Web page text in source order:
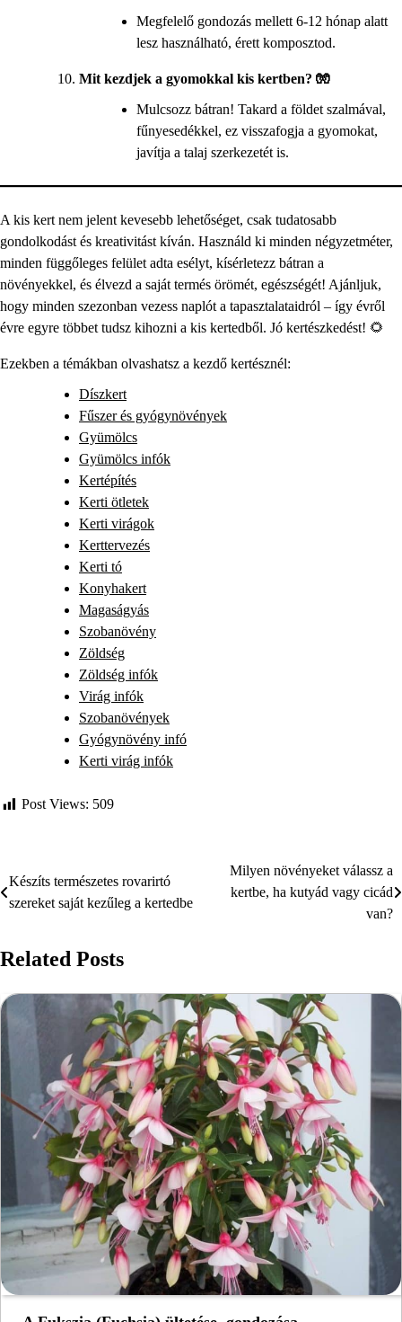
Megfelelő gondozás mellett 6-12 hónap alatt
lesz használható, érett komposztod.
Mit kezdjek a gyomokkal kis kertben? 🧤
Mulcsozz bátran! Takard a földet szalmával,
fűnyesedékkel, ez visszafogja a gyomokat,
javítja a talaj szerkezetét is.
A kis kert nem jelent kevesebb lehetőséget, csak tudatosabb
gondolkodást és kreativitást kíván. Használd ki minden négyzetméter,
minden függőleges felület adta esélyt, kísérletezz bátran a
növényekkel, és élvezd a saját termés örömét, egészségét! Ajánljuk,
hogy minden szezonban vezess naplót a tapasztalataidról – így évről
évre egyre többet tudsz kihozni a kis kertedből. Jó kertészkedést! 🌻
Ezekben a témákban olvashatsz a kezdő kertésznél:
Díszkert
Fűszer és gyógynövények
Gyümölcs
Gyümölcs infók
Kertépítés
Kerti ötletek
Kerti virágok
Kerttervezés
Kerti tó
Konyhakert
Magaságyás
Szobanövény
Zöldség
Zöldség infók
Virág infók
Szobanövények
Gyógynövény infó
Kerti virág infók
Post Views: 509
Bejegyzés
navigáció
Készíts természetes rovarirtó
szereket saját kezűleg a kertedbe
Milyen növényeket válassz a
kertbe, ha kutyád vagy cicád
van?
Related Posts